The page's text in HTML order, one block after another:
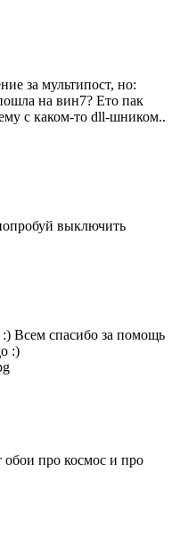
за мультипост, но:
на вин7? Ето пак
с каком-то dll-шником..
выключить
Всем спасибо за помощь
:)
про космос и про